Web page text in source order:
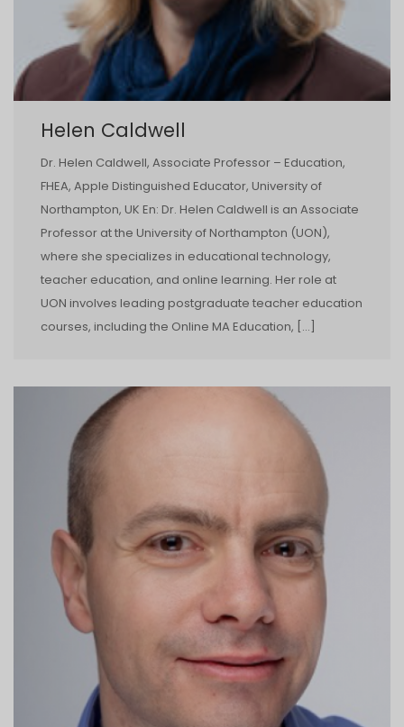
Helen Caldwell
Dr. Helen Caldwell, Associate Professor – Education,
FHEA, Apple Distinguished Educator, University of
Northampton, UK En: Dr. Helen Caldwell is an Associate
Professor at the University of Northampton (UON),
where she specializes in educational technology,
teacher education, and online learning. Her role at
UON involves leading postgraduate teacher education
courses, including the Online MA Education, […]